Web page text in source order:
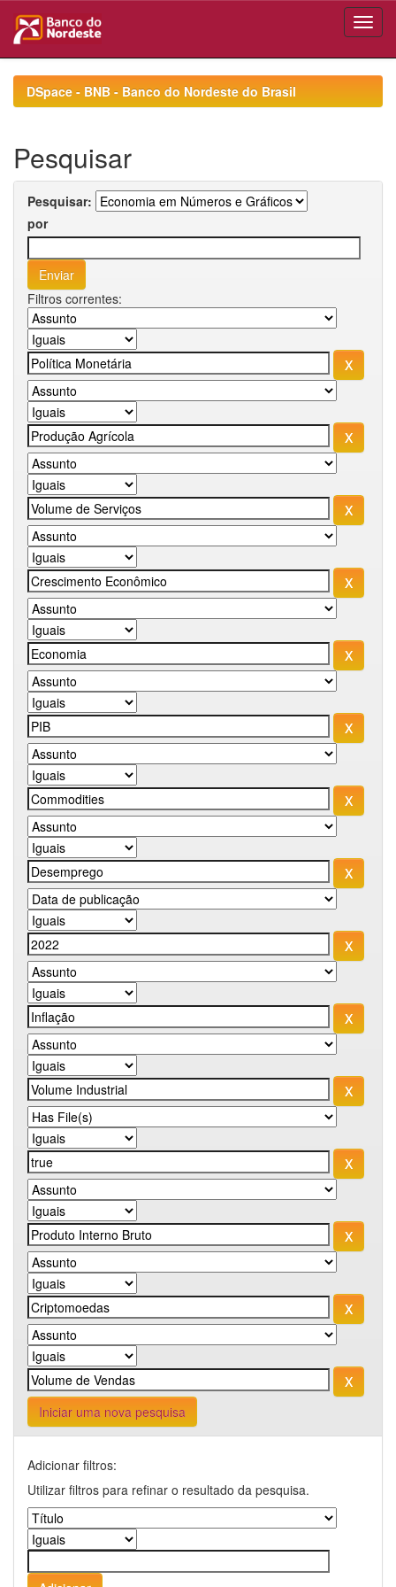
navigationDSpace - BNB - Banco do Nordeste do Brasil
Pesquisar
Pesquisar:
por
Filtros correntes:
Iniciar uma nova pesquisa
Adicionar filtros:
Utilizar filtros para refinar o resultado da pesquisa.